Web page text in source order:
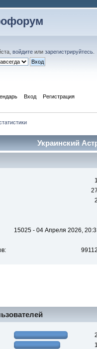
войдите или зарегистрируйтесь
Вход Регистрация
Украинский
15025 - 04 Апреля 2026,